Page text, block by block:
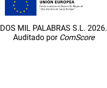
DOS MIL PALABRAS S.L. 2026.
Auditado por ComScore